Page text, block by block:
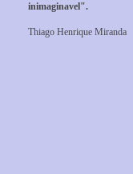
inimaginavel".
Thiago Henrique Miranda